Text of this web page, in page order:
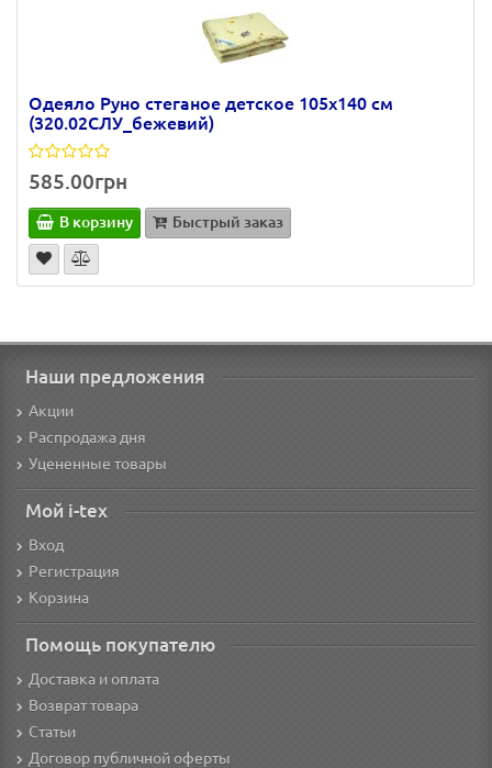
Одеяло Руно стеганое детское 105х140 см
(320.02СЛУ_бежевий)
585.00грн
В корзину Быстрый заказ
Наши предложения
Акции
Распродажа дня
Уцененные товары
Мой i-tex
Вход
Регистрация
Корзина
Помощь покупателю
Доставка и оплата
Возврат товара
Статьи
Договор публичной оферты